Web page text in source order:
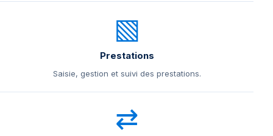
▧
Prestations
Saisie, gestion et suivi des prestations.
⇄